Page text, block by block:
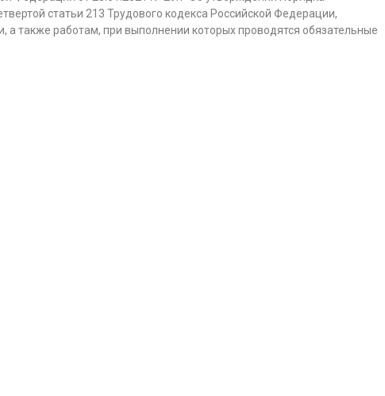
статьи 213 Трудового кодекса Российской Федерации,
также работам, при выполнении которых проводятся обязательные